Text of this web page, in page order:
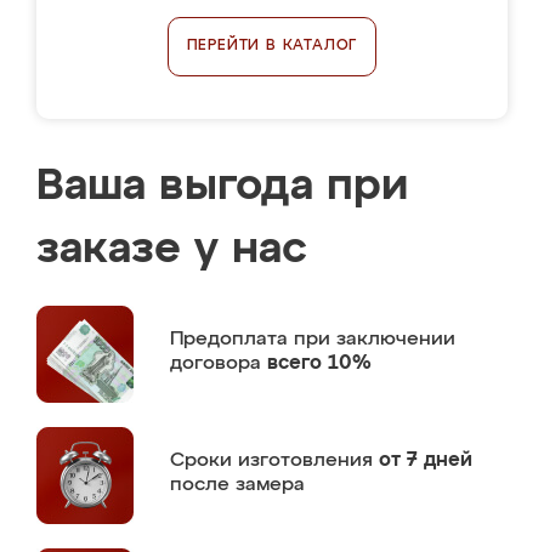
ПЕРЕЙТИ В КАТАЛОГ
Ваша выгода при
заказе у нас
Предоплата при заключении
договора всего 10%
Сроки изготовления от 7 дней
после замера